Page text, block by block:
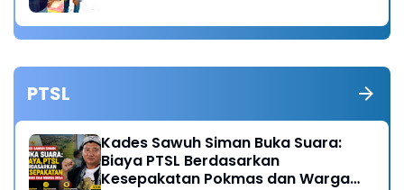
PTSL
Kades Sawuh Siman Buka Suara:
Biaya PTSL Berdasarkan
Kesepakatan Pokmas dan Warga